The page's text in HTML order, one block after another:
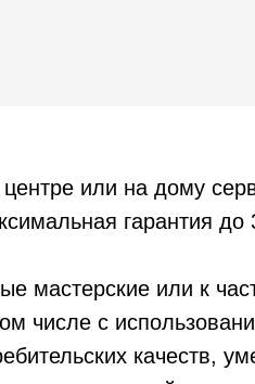
или на дому
гарантия до
мастерские или к
числе с
качеств,